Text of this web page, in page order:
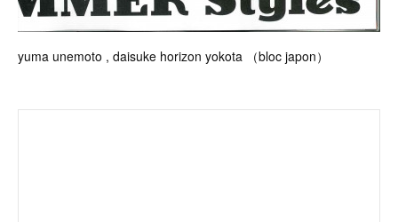
yuma unemoto , daisuke horizon yokota （bloc japon）